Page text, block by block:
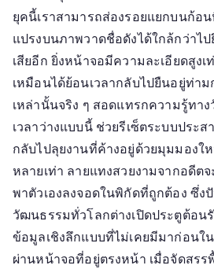
ยุคนี้เราสามารถส่องรอยแยกบนก้อ
แปรงบนภาพวาดชื่อดังได้ใกล้กว่าไ
เสียอีก ยิ่งหน้าจอมีความละเอียดสูง
เหมือนได้ย้อนเวลากลับไปยืนอยู่ท่า
เหล่านั้นจริง ๆ สอดแทรกความรู้ทา
เวลาว่างแบบนี้ ช่วยรีเซ็ตระบบประ
กลับไปลุยงานที่ค้างอยู่ด้วยมุมมองใ
หลายเท่า ลายแทงสวยงามจากอดีต
พาตัวเองลงจอดในพิกัดที่ถูกต้อง ซึ่ง
วัฒนธรรมทั่วโลกต่างเปิดประตูต้อน
ข้อมูลเชิงลึกแบบที่ไม่เคยมีมาก่อนใ
ผ่านหน้าจอที่อยู่ตรงหน้า เมื่อจัดสร